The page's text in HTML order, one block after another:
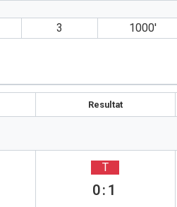
3 1000′
Resultat
T
0:1